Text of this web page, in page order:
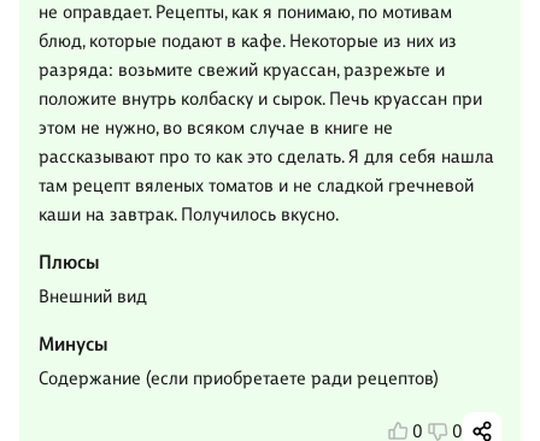
не оправдает. Рецепты, как я понимаю, по мотивам
блюд, которые подают в кафе. Некоторые из них из
разряда: возьмите свежий круассан, разрежьте и
положите внутрь колбаску и сырок. Печь круассан при
этом не нужно, во всяком случае в книге не
рассказывают про то как это сделать. Я для себя нашла
там рецепт вяленых томатов и не сладкой гречневой
каши на завтрак. Получилось вкусно.
Плюсы
Внешний вид
Минусы
Содержание (если приобретаете ради рецептов)
0 0